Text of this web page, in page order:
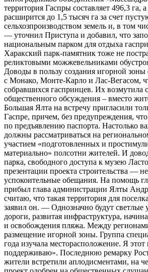
территория Гаспры составляет 496,3 га,
расширится до 1,5 тысяч га за счет
сельхозпроизводством земель и, в том
— уточнил Приступа и добавил, что
национальным парком для отдыха
Харакский парк-памятник тоже не
реликтовыми можжевельниками
Доводы в пользу создания игорной
с Монако, Монте-Карло и Лас-Вегасом,
собравшихся гаспринцев. Их возмутила
общественного обсуждения – вместо
Большая Ялта на встречу пригласили
Гаспре, причем, без предупреждения, что
по предъявлению паспорта. Настолько
должны рассматриваться на
участием «подготовленных и
материально» полсотни жителей. И
парка, свободного доступа к музею
презентации проекта строительства —
успокоительные обещания. На помощь
прибыл глава администрации Ялты
считаю, что такая территория для
заявил он. — Однозначно будут светлые
дороги, развитая инфраструктура,
и освобождения пляжа. Между
размещение игорной зоны. Группа
года изучала месторасположение. Я этот
поддерживаю». Последнюю ремарку
жители встретили аплодисментами, на